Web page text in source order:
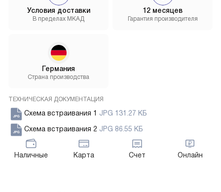
Условия доставки
В пределах МКАД
12 месяцев
Гарантия производителя
Германия
Страна производства
ТЕХНИЧЕСКАЯ ДОКУМЕНТАЦИЯ
Схема встраивания 1 JPG 131.27 КБ
Схема встраивания 2 JPG 86.55 КБ
Наличные Карта Счет Онлайн